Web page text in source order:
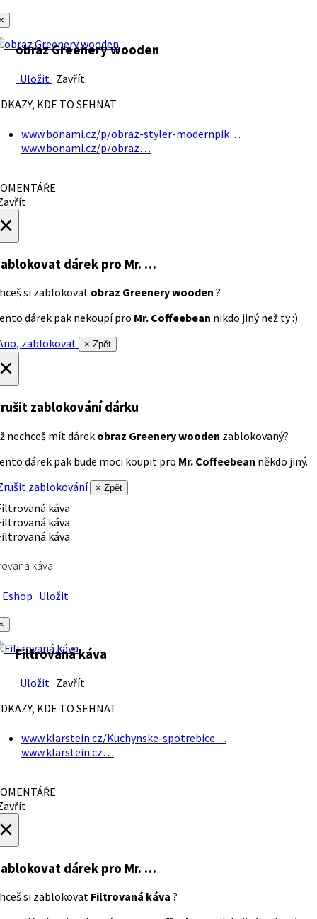
obraz Greenery wooden
Uložit Zavřít
KDE TO SEHNAT
www.bonami.cz/p/obraz-styler-modernpik…
www.bonami.cz/p/obraz…
dárek pro Mr. …
si zablokovat obraz Greenery wooden ?
dárek pak nekoupí pro Mr. Coffeebean nikdo jiný než ty :)
zablokovat
× Zpět
zablokování dárku
nechceš mít dárek obraz Greenery wooden zablokovaný?
dárek pak bude moci koupit pro Mr. Coffeebean někdo jiný.
zablokování
× Zpět
káva
Uložit
Filtrovaná káva
Uložit Zavřít
KDE TO SEHNAT
www.klarstein.cz/Kuchynske-spotrebice…
www.klarstein.cz…
dárek pro Mr. …
si zablokovat Filtrovaná káva ?